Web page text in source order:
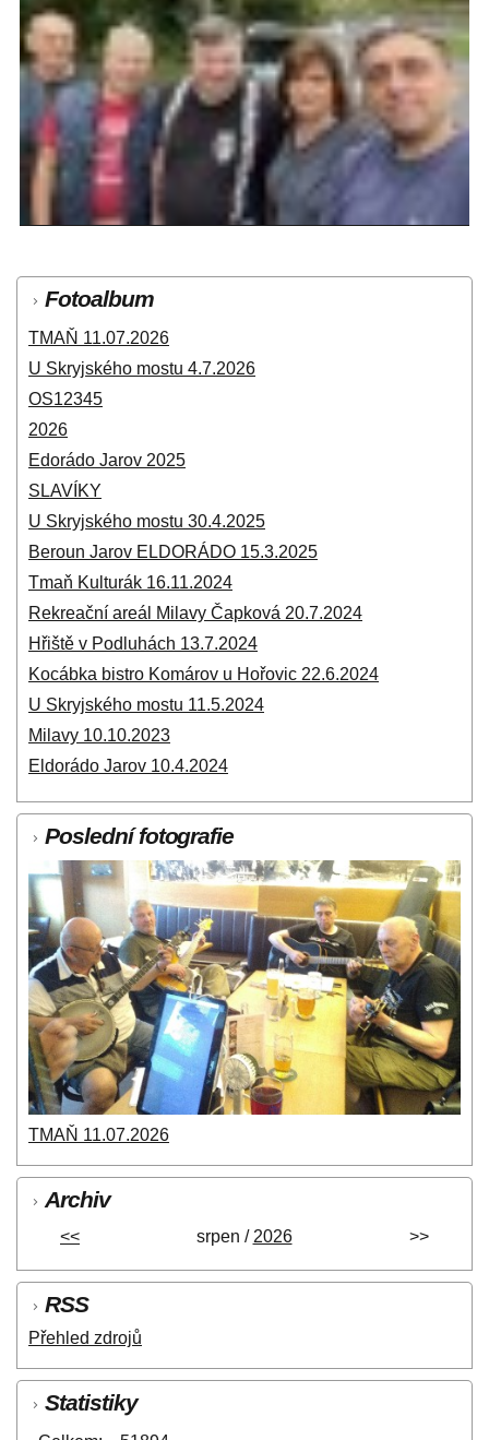
Fotoalbum
TMAŇ 11.07.2026
U Skryjského mostu 4.7.2026
OS12345
2026
Edorádo Jarov 2025
SLAVÍKY
U Skryjského mostu 30.4.2025
Beroun Jarov ELDORÁDO 15.3.2025
Tmaň Kulturák 16.11.2024
Rekreační areál Milavy Čapková 20.7.2024
Hřiště v Podluhách 13.7.2024
Kocábka bistro Komárov u Hořovic 22.6.2024
U Skryjského mostu 11.5.2024
Milavy 10.10.2023
Eldorádo Jarov 10.4.2024
Poslední fotografie
TMAŇ 11.07.2026
Archiv
<< srpen / 2026 >>
RSS
Přehled zdrojů
Statistiky